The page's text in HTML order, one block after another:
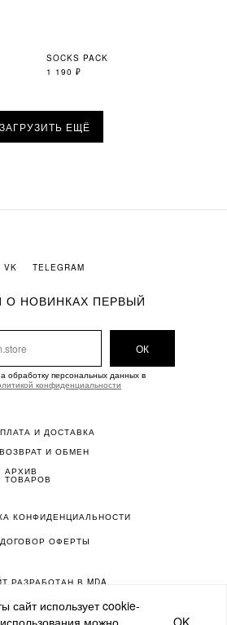
SOCKS PACK
1 190 ₽
ЗАГРУЗИТЬ ЕЩЁ
обработку персональных данных в
конфиденциальности
ОК
О НОВИНКАХ ПЕРВЫЙ
VK TELEGRAM
И ДОСТАВКА
ВОЗВРАТ И ОБМЕН
АРХИВ
ТОВАРОВ
КОНФИДЕНЦИАЛЬНОСТИ
ДОГОВОР ОФЕРТЫ
РАЗРАБОТАН В MDA
сайт использует cookie-
можно
OK